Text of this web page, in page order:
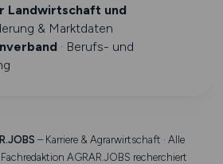
Landwirtschaft und
& Marktdaten
· Berufs- und
– Karriere & Agrarwirtschaft · Alle
AGRAR.JOBS recherchiert